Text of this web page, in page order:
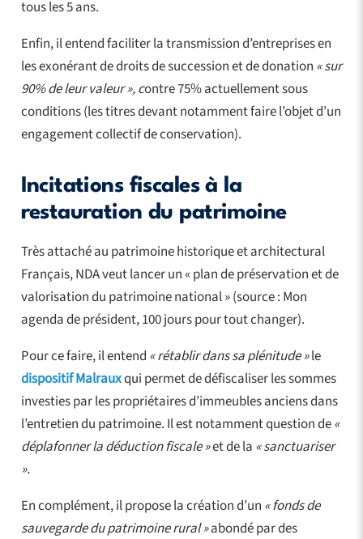
tous les 5 ans.
Enfin, il entend faciliter la transmission d’entreprises en
les exonérant de droits de succession et de donation « sur
90% de leur valeur », contre 75% actuellement sous
conditions (les titres devant notamment faire l’objet d’un
engagement collectif de conservation).
Incitations fiscales à la
restauration du patrimoine
Très attaché au patrimoine historique et architectural
Français, NDA veut lancer un « plan de préservation et de
valorisation du patrimoine national » (source : Mon
agenda de président, 100 jours pour tout changer).
Pour ce faire, il entend « rétablir dans sa plénitude »le
dispositif Malrauxqui permet de défiscaliser les sommes
investies par les propriétaires d’immeubles anciens dans
l’entretien du patrimoine. Il est notamment question de«
déplafonner la déduction fiscale »et de la « sanctuariser
».
En complément, il propose la création d’un « fonds de
sauvegarde du patrimoine rural »abondé par des